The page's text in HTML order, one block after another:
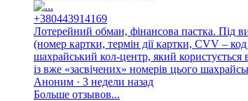
+380443914169
Лотерейний обман, фінансова пастка. Під
(номер картки, термін дії картки, CVV –
шахрайський кол-центр, який
із вже «засвічених» номерів цього
Аноним · 3 недели назад
Больше отзывов...